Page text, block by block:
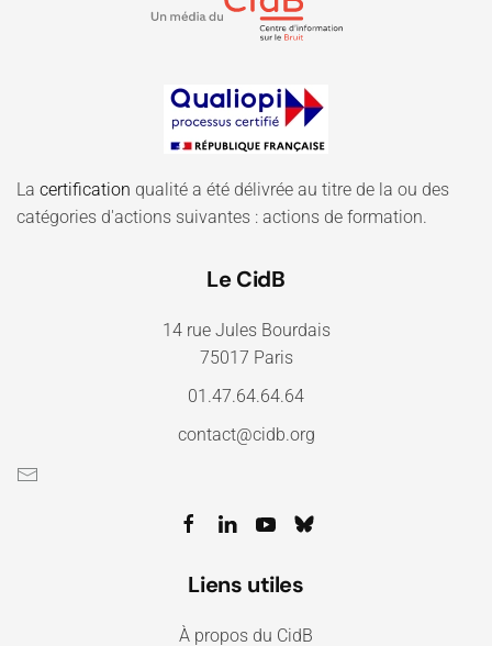
La certification qualité a été délivrée au titre de la ou des
catégories d'actions suivantes : actions de formation.
Le CidB
14 rue Jules Bourdais
75017 Paris
01.47.64.64.64
contact@cidb.org
Liens utiles
À propos du CidB